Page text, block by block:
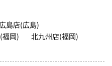
広島店(広島)
福岡)
北九州店(福岡)